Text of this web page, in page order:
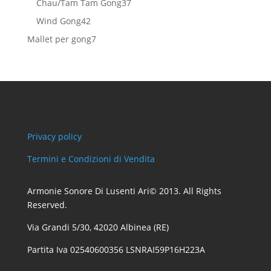
Chau/Tam Tam Gong37
Wind Gong4242
prodotti
Mallet per gong77
Privacy policy
Termini e Condizioni di Vendita
Armonie Sonore Di Lusenti Ari© 2013. All Rights
Reserved.
Via Grandi 5/30, 42020 Albinea (RE)
Partita Iva 02540600356 LSNRAI59P16H223A